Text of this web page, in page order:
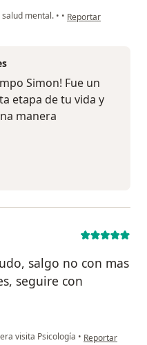
salud mental. • • en opinión del
Reportar
Simon! Fue un
etapa de tu vida y
manera
salgo no con mas
seguire con
visita Psicología • en opinión del
Reportar